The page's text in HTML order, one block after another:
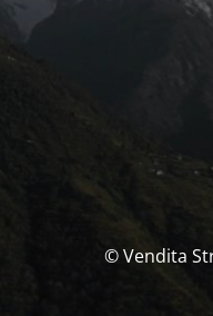
© Vendita